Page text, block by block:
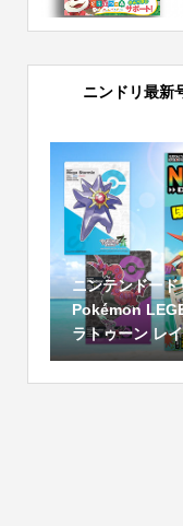
ニンドリ最新
ニンテンドー
Pokémon
ラトゥーン レ